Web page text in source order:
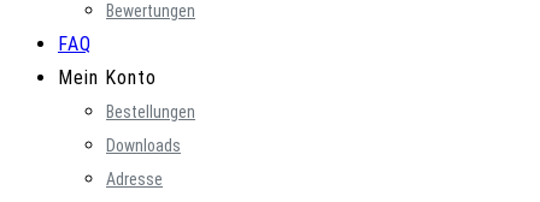
Bewertungen
FAQ
Mein Konto
Bestellungen
Downloads
Adresse